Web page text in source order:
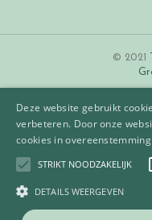
© 2021
Deze website gebruikt
verbeteren. Door onze
cookies in
STRIKT NOODZAKELIJK
DETAILS WEERGEVEN